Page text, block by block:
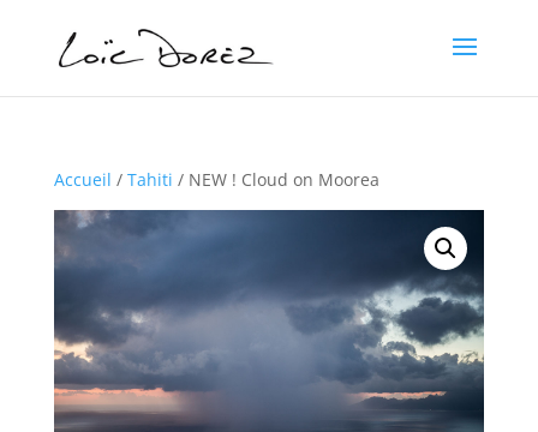
Accueil / Tahiti / NEW ! Cloud on Moorea